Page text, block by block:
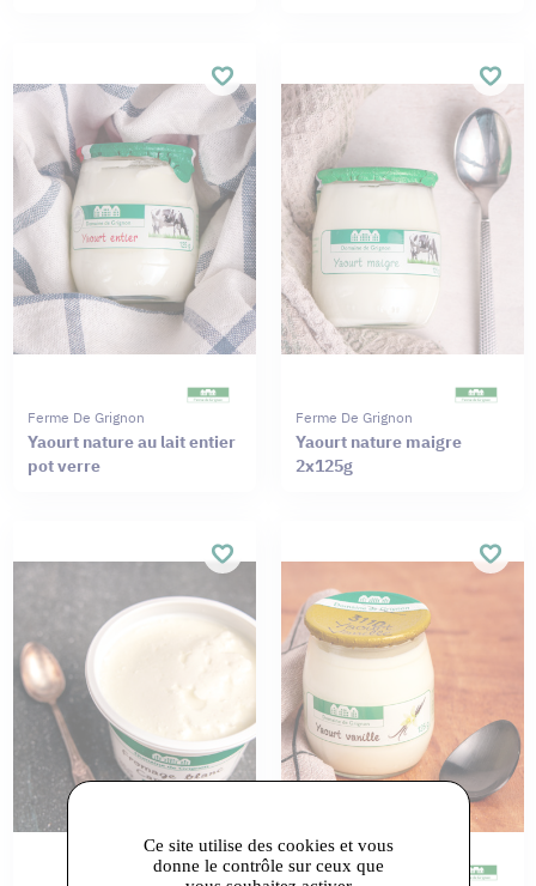
Ferme De Grignon
Yaourt nature au lait entier
pot verre
Ferme De Grignon
Yaourt nature maigre
2x125g
Ce site utilise des cookies et vous
donne le contrôle sur ceux que